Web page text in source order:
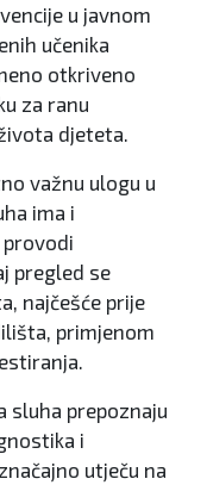
u javnom
učenika
otkriveno
za ranu
djeteta.
važnu ulogu u
ima i
pregled se
najčešće prije
primjenom
sluha prepoznaju
i
utječu na